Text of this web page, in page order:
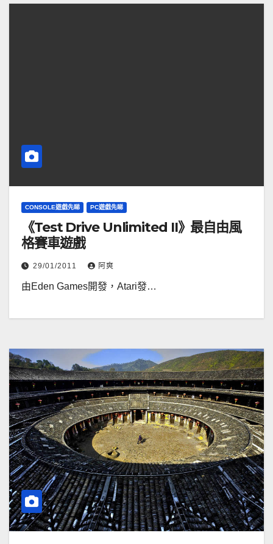
CONSOLE遊戲先睇 PC遊戲先睇
《Test Drive Unlimited II》最自由風
格賽車遊戲
29/01/2011 阿爽
由Eden Games開發，Atari發…